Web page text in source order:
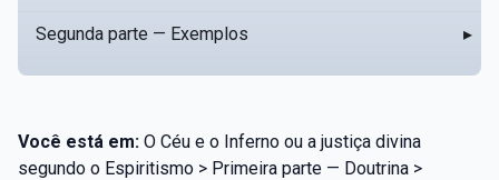
Segunda parte — Exemplos ▸
Você está em: O Céu e o Inferno ou a justiça divina
segundo o Espiritismo > Primeira parte — Doutrina >